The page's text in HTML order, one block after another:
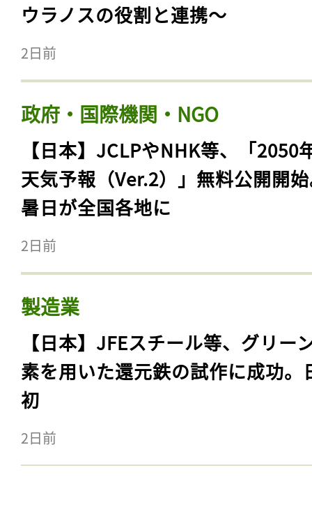
ウラノスの役割と連携〜
2日前
政府・国際機関・NGO
【日本】JCLPやNHK等、「2050
天気予報（Ver.2）」無料公開開
暑日が全国各地に
2日前
製造業
【日本】JFEスチール等、グリー
素を用いた還元鉄の試作に成功。
初
2日前